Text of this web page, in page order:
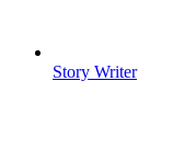
Story Writer